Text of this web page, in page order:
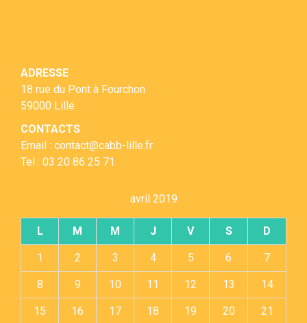
ADRESSE
18 rue du Pont à Fourchon
59000 Lille
CONTACTS
Email : contact@cabb-lille.fr
Tel : 03 20 86 25 71
avril 2019
L M M J V S D
1 2 3 4 5 6 7
8 9 10 11 12 13 14
15 16 17 18 19 20 21